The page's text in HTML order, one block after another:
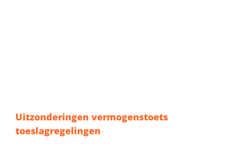
Uitzonderingen vermogenstoets
toeslagregelingen